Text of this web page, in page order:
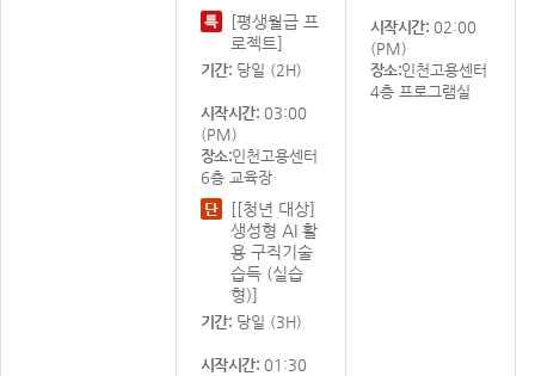
[평생월급 프
로젝트]
기간: 당일 (2H)
시작시간: 03:00
(PM)
장소:인천고용센터
6층 교육장
[[청년 대상]
생성형 AI 활
용 구직기술
습득 (실습
형)]
기간: 당일 (3H)
시작시간: 01:30
시작시간: 02:00
(PM)
장소:인천고용센터
4층 프로그램실